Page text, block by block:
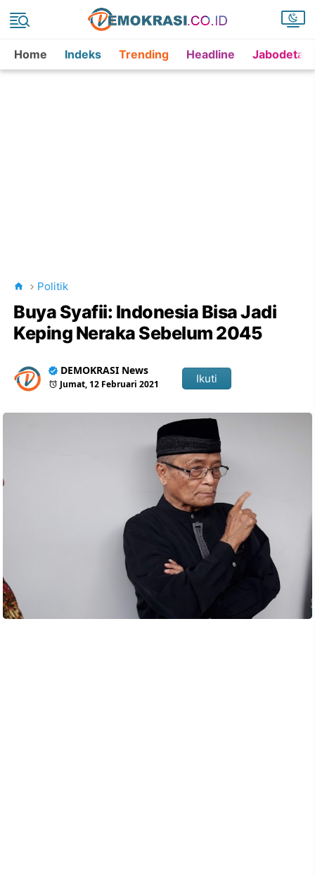
Home Indeks Trending Headline
Politik
Buya Syafii: Indonesia Bisa Jadi
Keping Neraka Sebelum 2045
DEMOKRASI News
Jumat, 12 Februari 2021 Ikuti